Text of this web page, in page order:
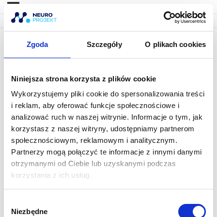
Zgoda Szczegóły O plikach cookies
Niniejsza strona korzysta z plików cookie
Wykorzystujemy pliki cookie do spersonalizowania treści
i reklam, aby oferować funkcje społecznościowe i
analizować ruch w naszej witrynie. Informacje o tym, jak
korzystasz z naszej witryny, udostępniamy partnerom
społecznościowym, reklamowym i analitycznym.
Partnerzy mogą połączyć te informacje z innymi danymi
otrzymanymi od Ciebie lub uzyskanymi podczas
korzystania z ich usług.
Niezbędne
09.05.2022 – “Niespodziewane
skutki urazów głowy” (Maciej
Duczyński)
OPIS MATERIAu0141U
W tej #neurokawie porozmawiamy o tym, jakie
odlegu0142e skutki mou017ce mieu0107 uraz
gu0142owy. Jestem pewien, u017ce dotyczy to
duu017cej czu0119u015bci Twoich pacjentu00f3w!